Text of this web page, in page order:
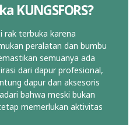
KUNGSFORS?
rak terbuka karena
peralatan dan bumbu
semuanya ada
dari dapur profesional,
dapur dan aksesoris
bahwa meski bukan
memerlukan aktivitas